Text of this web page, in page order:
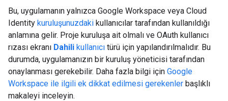
Bu, uygulamanın yalnızca Google Workspace veya Cloud
Identity kuruluşunuzdaki kullanıcılar tarafından kullanıldığı
anlamına gelir. Proje kuruluşa ait olmalı ve OAuth kullanıcı
rızası ekranı Dahili kullanıcı türü için yapılandırılmalıdır. Bu
durumda, uygulamanızın bir kuruluş yöneticisi tarafından
onaylanması gerekebilir. Daha fazla bilgi için Google
Workspace ile ilgili ek dikkat edilmesi gerekenler başlıklı
makaleyi inceleyin.